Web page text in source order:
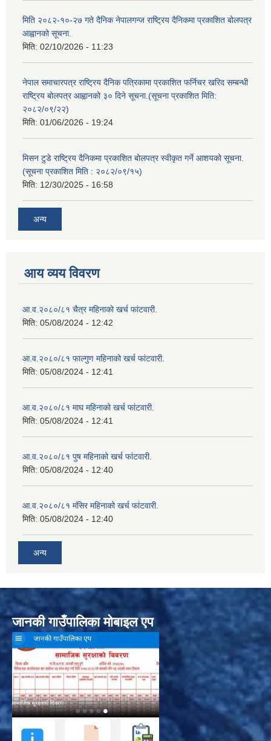
मिति २०८२-१०-२७ गते दैनिक नेपालगन्ज राष्ट्रिय दैनिकमा प्रकाशित बोलपत्र
आह्वानको सूचना.
मिति: 02/10/2026 - 11:23
नेपाल समाचारपत्र राष्ट्रिय दैनिक पत्रिकामा प्रकाशित फर्निचर खरिद सम्बन्धी
राष्ट्रिय बोलपत्र आह्वानको ३० दिने सूचना.(सूचना प्रकाशित मिति:
२०८२/०९/२२)
मिति: 01/06/2026 - 19:24
मिसन टुडे राष्ट्रिय दैनिकमा प्रकाशित बोलपत्र स्वीकृत गर्ने आशयको सूचना.
(सूचना प्रकाशित मिति : २०८२/०९/१५)
मिति: 12/30/2025 - 16:58
अन्य
आय व्यय विवरण
आ.व.२०८०/८१ चैत्र महिनाको खर्च फांटवारी.
मिति: 05/08/2024 - 12:42
आ.व.२०८०/८१ फाल्गुण महिनाको खर्च फांटवारी.
मिति: 05/08/2024 - 12:41
आ.व.२०८०/८१ माघ महिनाको खर्च फांटवारी.
मिति: 05/08/2024 - 12:41
आ.व.२०८०/८१ पुष महिनाको खर्च फांटवारी.
मिति: 05/08/2024 - 12:40
आ.व.२०८०/८१ मंसिर महिनाको खर्च फांटवारी.
मिति: 05/08/2024 - 12:40
अन्य
जानकी गाउँपालिका मोबाइल एप